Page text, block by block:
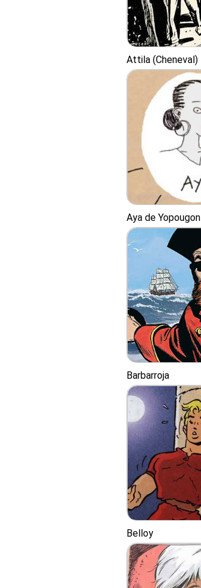
Attila (Cheneval)
Aya de Yopougon
Barbarroja
Belloy